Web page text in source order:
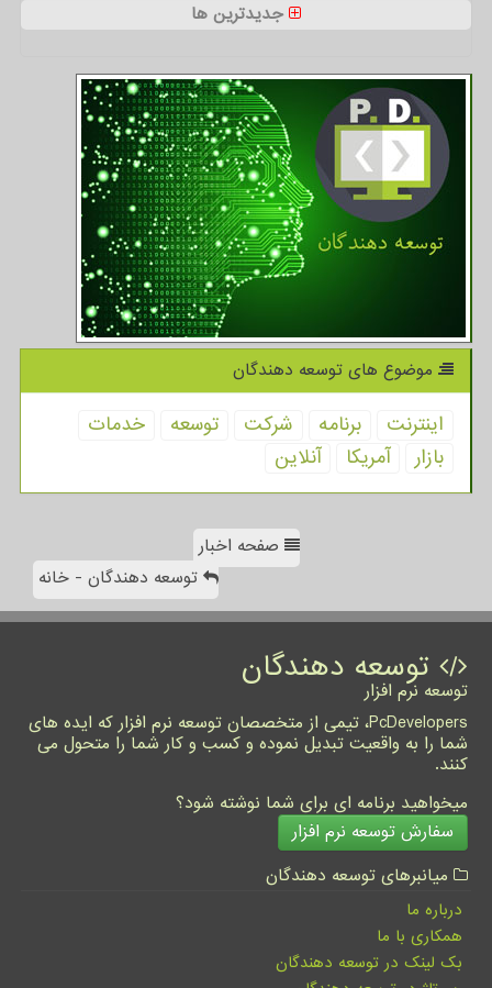
جدیدترین ها
موضوع های توسعه دهندگان
اینترنت برنامه شركت توسعه
خدمات
بازار
آمریكا آنلاین
صفحه اخبار
توسعه دهندگان - خانه
توسعه دهندگان
توسعه نرم افزار
PcDevelopers، تیمی از متخصصان توسعه نرم افزار که ایده های
شما را به واقعیت تبدیل نموده و کسب و کار شما را متحول می
کنند.
میخواهید برنامه ای برای شما نوشته شود؟
سفارش توسعه نرم افزار
میانبرهای توسعه دهندگان
درباره ما
همکاری با ما
بک لینک در توسعه دهندگان